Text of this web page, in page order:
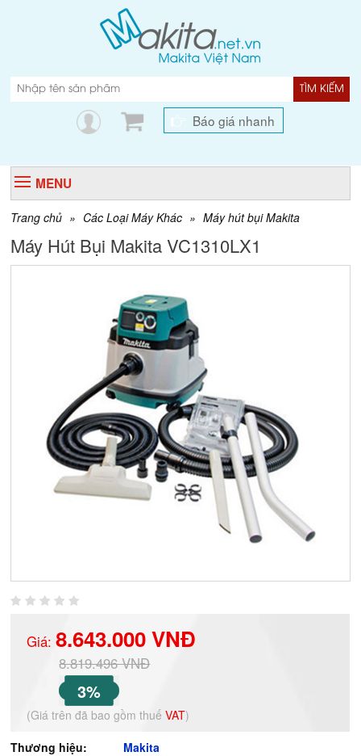
TÌM KIẾM
Báo giá nhanh
MENU
Trang chủ » Các Loại Máy Khác » Máy hút bụi Makita
Máy Hút Bụi Makita VC1310LX1
Giá:8.643.000 VNĐ
8.819.496 VNĐ
3%
(Giá trên đã bao gồm thuếVAT)
Thương hiệu:
Makita